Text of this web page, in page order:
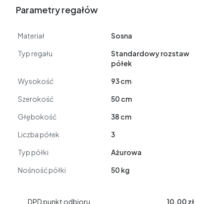
Parametry regałów
Materiał
Sosna
Typ regału
Standardowy rozstaw
półek
Wysokość
93 cm
Szerokość
50 cm
Głębokość
38 cm
Liczba półek
3
Typ półki
Ażurowa
Nośność półki
50 kg
DPD punkt odbioru 10,00 zł